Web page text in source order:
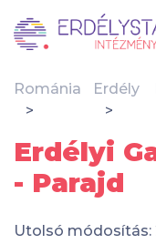
Románia Erdély
Erdélyi
- Parajd
Utolsó módosítás: